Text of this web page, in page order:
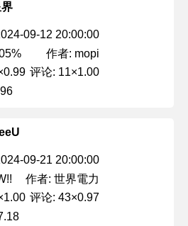
09-12 20:00:00
作者: mopi
评论: 11×1.00
09-21 20:00:00
作者: 世界電力
评论: 43×0.97